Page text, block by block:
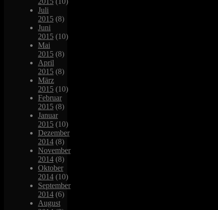
Juli
2015 (8)
Juni
2015 (10)
Mai
2015 (8)
April
2015 (8)
März
2015 (10)
Februar
2015 (8)
Januar
2015 (10)
Dezember
2014 (8)
November
2014 (8)
Oktober
2014 (10)
September
2014 (6)
August